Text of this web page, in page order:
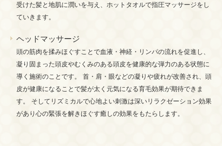
受けた髪と地肌に潤いを与え、ホットタオルで指圧マッサージをし
ていきます。
ヘッドマッサージ
頭の筋肉を揉みほぐすことで血液・神経・リンパの流れを促進し、
凝り固まった頭皮やむくみのある頭皮を健康的な弾力のある状態に
導く施術のことです。 首・肩・眼などの凝りや疲れが改善され、頭
皮が健康になることで髪が太く元気になる育毛効果が期待できま
す。 そしてリズミカルで心地よい刺激は深いリラクゼーション効果
があり心の緊張を解きほぐす癒しの効果をもたらします。